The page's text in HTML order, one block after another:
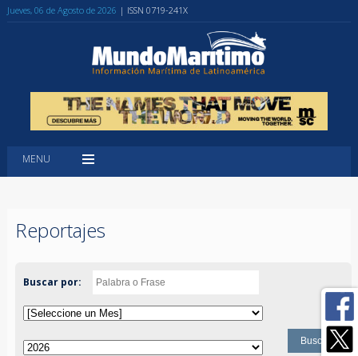
Jueves, 06 de Agosto de 2026 | ISSN 0719-241X
MENU
Reportajes
Buscar por: